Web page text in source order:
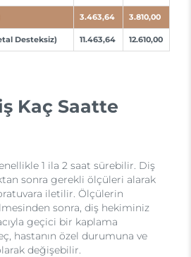
3.463,64 3.810,00
Desteksiz) 11.463,64 12.610,00
Kaç Saatte
1 ila 2 saat sürebilir. Diş
sonra gerekli ölçüleri alarak
iletilir. Ölçülerin
sonra, diş hekiminiz
geçici bir kaplama
hastanın özel durumuna ve
değişebilir.